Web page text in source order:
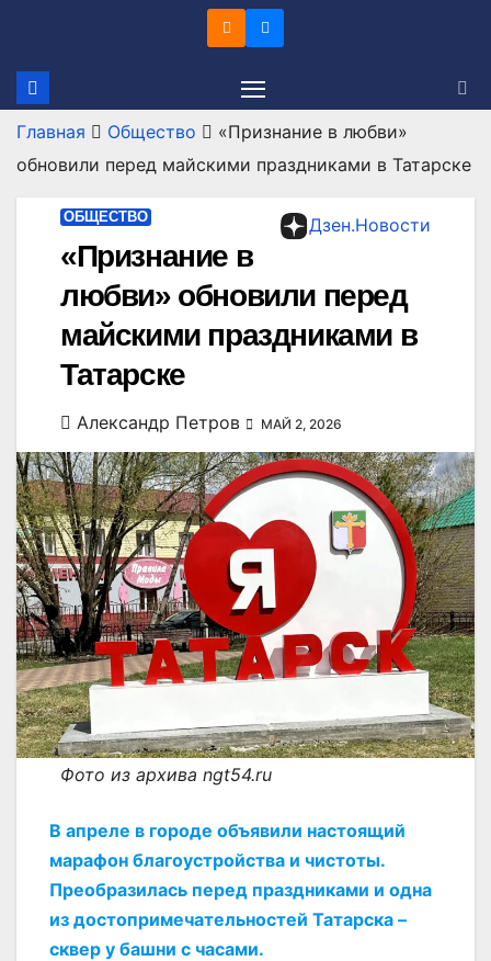
содержимому
Главная Общество
«Признание в любви»
обновили перед майскими праздниками в Татарске
Дзен.Новости
ОБЩЕСТВО
«Признание в
любви» обновили перед
майскими праздниками в
Татарске
Александр Петров МАЙ 2, 2026
Фото из архива ngt54.ru
В апреле в городе объявили настоящий
марафон благоустройства и чистоты.
Преобразилась перед праздниками и одна
из достопримечательностей Татарска –
сквер у башни с часами.